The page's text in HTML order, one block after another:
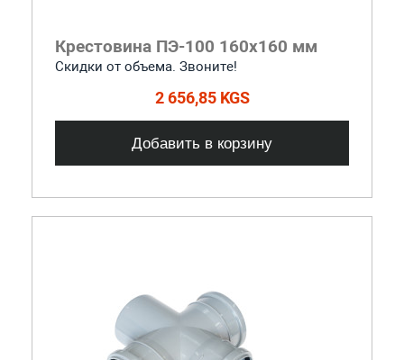
Крестовина ПЭ-100 160x160 мм
Скидки от объема. Звоните!
2 656,85 KGS
Добавить в корзину